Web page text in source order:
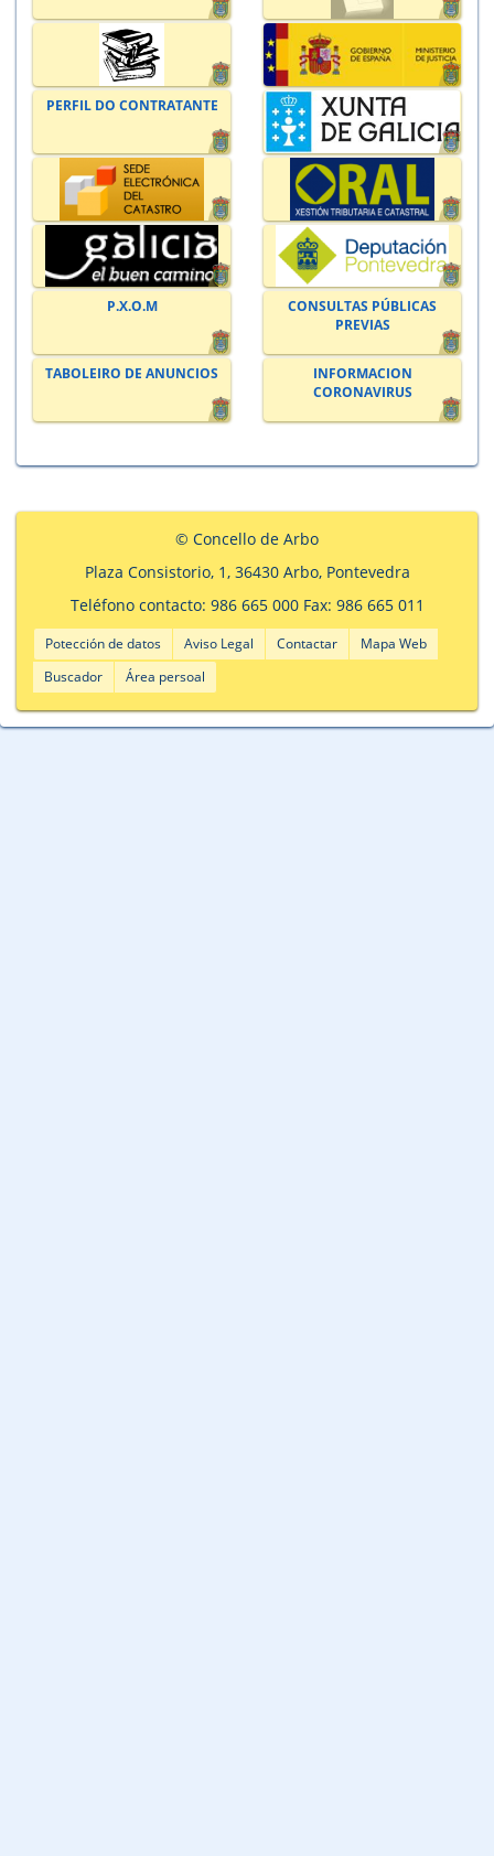
PERFIL DO CONTRATANTE
P.X.O.M
CONSULTAS PÚBLICAS
PREVIAS
TABOLEIRO DE ANUNCIOS
INFORMACION
CORONAVIRUS
© Concello de Arbo
Plaza Consistorio, 1, 36430 Arbo, Pontevedra
Teléfono contacto: 986 665 000 Fax: 986 665 011
Potección de datos Aviso Legal Contactar
Mapa Web
Buscador
Área persoal